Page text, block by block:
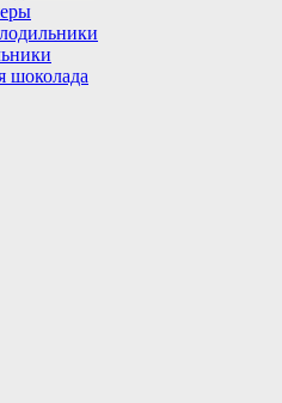
шоколада